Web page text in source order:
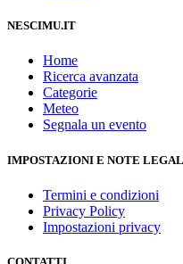
NESCIMU.IT
Home
Ricerca avanzata
Categorie
Meteo
Segnala un evento
IMPOSTAZIONI E NOTE
Termini e condizioni
Privacy Policy
Impostazioni privacy